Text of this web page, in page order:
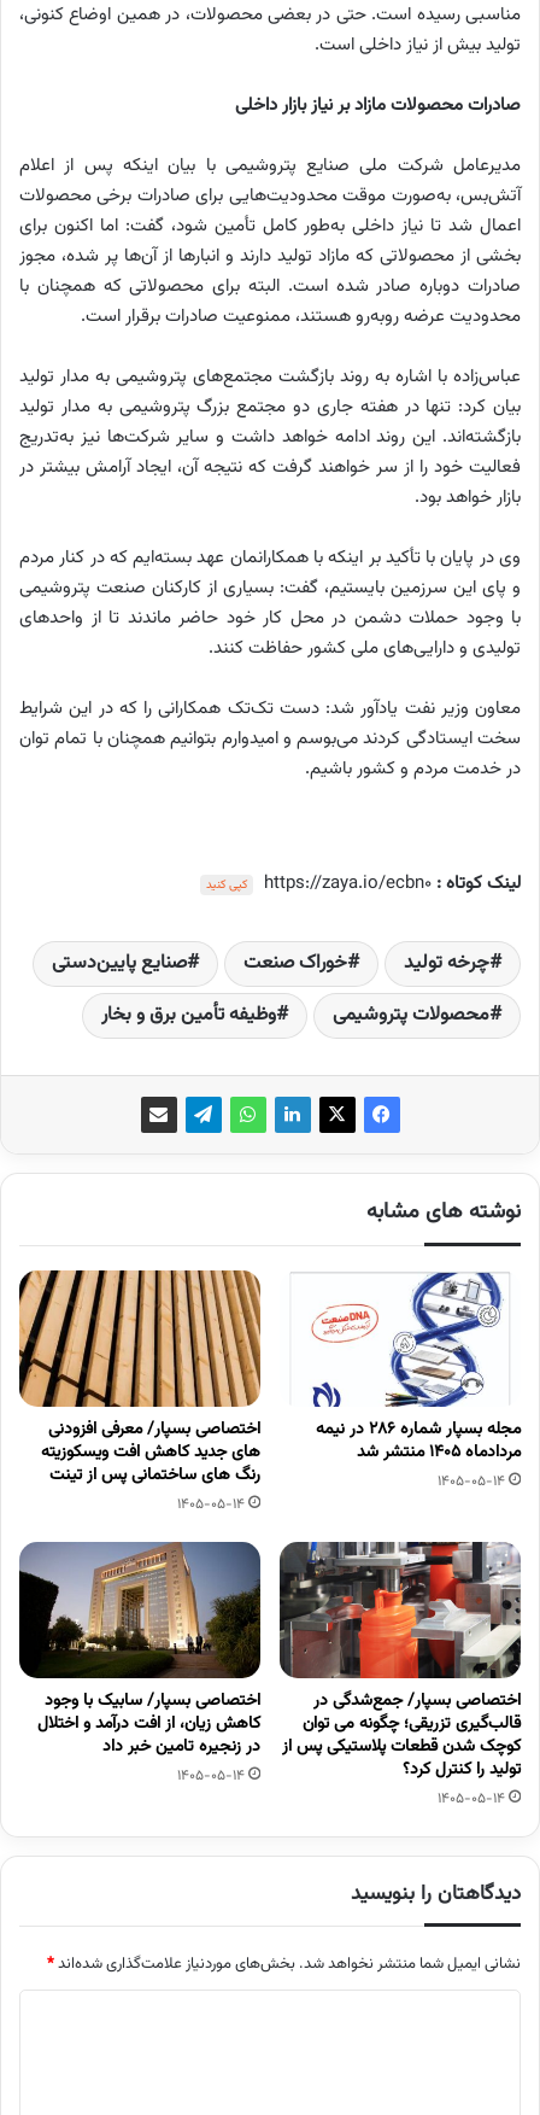
مناسبی رسیده است. حتی در بعضی محصولات، در همین اوضاع کنونی،
تولید بیش از نیاز داخلی است.
صادرات محصولات مازاد بر نیاز بازار داخلی
مدیرعامل شرکت ملی صنایع پتروشیمی با بیان اینکه پس از اعلام
آتش‌بس، به‌صورت موقت محدودیت‌هایی برای صادرات برخی محصولات
اعمال شد تا نیاز داخلی به‌طور کامل تأمین شود، گفت: اما اکنون برای
بخشی از محصولاتی که مازاد تولید دارند و انبارها از آن‌ها پر شده، مجوز
صادرات دوباره صادر شده است. البته برای محصولاتی که همچنان با
محدودیت عرضه روبه‌رو هستند، ممنوعیت صادرات برقرار است.
عباس‌زاده با اشاره به روند بازگشت مجتمع‌های پتروشیمی به مدار تولید
بیان کرد: تنها در هفته جاری دو مجتمع بزرگ پتروشیمی به مدار تولید
بازگشته‌اند. این روند ادامه خواهد داشت و سایر شرکت‌ها نیز به‌تدریج
فعالیت خود را از سر خواهند گرفت که نتیجه آن، ایجاد آرامش بیشتر در
بازار خواهد بود.
وی در پایان با تأکید بر اینکه با همکارانمان عهد بسته‌ایم که در کنار مردم
و پای این سرزمین بایستیم، گفت: بسیاری از کارکنان صنعت پتروشیمی
با وجود حملات دشمن در محل کار خود حاضر ماندند تا از واحدهای
تولیدی و دارایی‌های ملی کشور حفاظت کنند.
معاون وزیر نفت یادآور شد: دست تک‌تک همکارانی را که در این شرایط
سخت ایستادگی کردند می‌بوسم و امیدوارم بتوانیم همچنان با تمام توان
در خدمت مردم و کشور باشیم.
لینک کوتاه : https://zaya.io/ecbn0 کپی کنید
چرخه تولید خوراک صنعت
صنایع پایین‌دستی
محصولات پتروشیمی
وظیفه تأمین برق و بخار
نوشته های مشابه
مجله بسپار شماره 286 در نیمه
مردادماه 1405 منتشر شد
1405-05-14
اختصاصی بسپار/ معرفی افزودنی
های جدید کاهش افت ویسکوزیته
رنگ های ساختمانی پس از تینت
1405-05-14
اختصاصی بسپار/ جمع‌شدگی در
قالب‌گیری تزریقی؛ چگونه می توان
کوچک شدن قطعات پلاستیکی پس از
تولید را کنترل کرد؟
1405-05-14
اختصاصی بسپار/ سابیک با وجود
کاهش زیان، از افت درآمد و اختلال
در زنجیره تامین خبر داد
1405-05-14
دیدگاهتان را بنویسید
نشانی ایمیل شما منتشر نخواهد شد. بخش‌های موردنیاز علامت‌گذاری شده‌اند*